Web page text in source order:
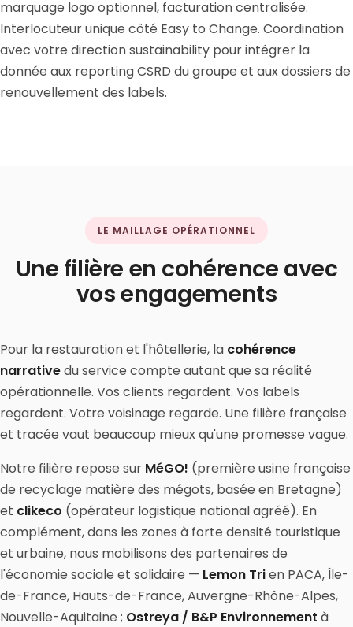
marquage logo optionnel, facturation centralisée.
Interlocuteur unique côté Easy to Change. Coordination
avec votre direction sustainability pour intégrer la
donnée aux reporting CSRD du groupe et aux dossiers de
renouvellement des labels.
LE MAILLAGE OPÉRATIONNEL
Une filière en cohérence avec
vos engagements
Pour la restauration et l'hôtellerie, la cohérence
narrativedu service compte autant que sa réalité
opérationnelle. Vos clients regardent. Vos labels
regardent. Votre voisinage regarde. Une filière française
et tracée vaut beaucoup mieux qu'une promesse vague.
Notre filière repose sur MéGO! (première usine française
de recyclage matière des mégots, basée en Bretagne)
et clikeco (opérateur logistique national agréé). En
complément, dans les zones à forte densité touristique
et urbaine, nous mobilisons des partenaires de
l'économie sociale et solidaire — Lemon Trien PACA, Île-
de-France, Hauts-de-France, Auvergne-Rhône-Alpes,
Nouvelle-Aquitaine ; Ostreya / B&P Environnement à